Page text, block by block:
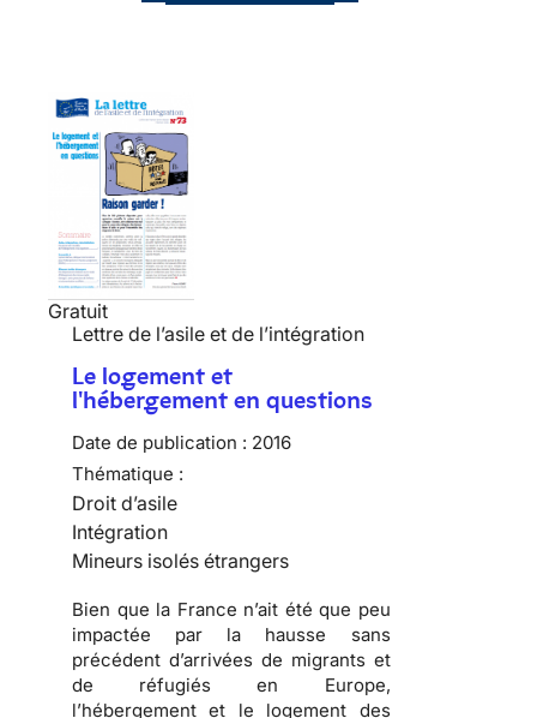
Gratuit
Lettre de l’asile et de l’intégration
Le logement et
l'hébergement en questions
Date de publication : 2016
Thématique :
Droit d’asile
Intégration
Mineurs isolés étrangers
Bien que la France n’ait été que peu
impactée par la hausse sans
précédent d’arrivées de migrants et
de réfugiés en Europe,
l’hébergement et le logement des